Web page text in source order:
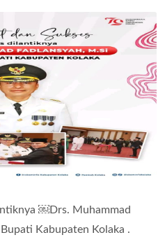
￼Drs. Muhammad
Kabupaten Kolaka .